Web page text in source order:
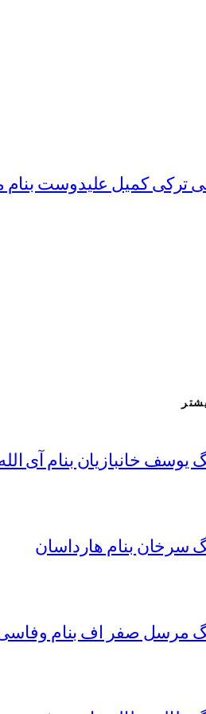
ترکی کمیل علیدوست بنام
یوسف خانبازیان بنام آی
سرخان بنام هارداسان
مرسل صفر اف بنام